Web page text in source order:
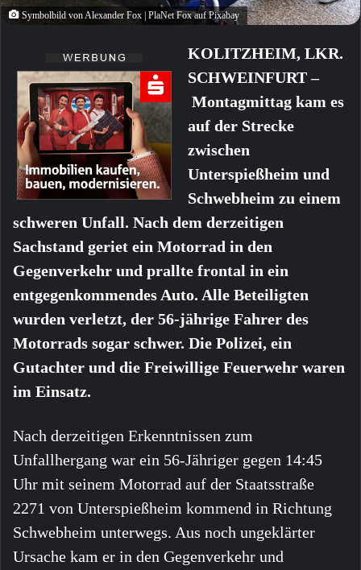
Symbolbild von Alexander Fox | PlaNet Fox auf Pixabay
KOLITZHEIM, LKR.
SCHWEINFURT –
Montagmittag kam es
auf der Strecke
zwischen
Unterspießheim und
Schwebheim zu einem
schweren Unfall. Nach dem derzeitigen
Sachstand geriet ein Motorrad in den
Gegenverkehr und prallte frontal in ein
entgegenkommendes Auto. Alle Beteiligten
wurden verletzt, der 56-jährige Fahrer des
Motorrads sogar schwer. Die Polizei, ein
Gutachter und die Freiwillige Feuerwehr waren
im Einsatz.
Nach derzeitigen Erkenntnissen zum
Unfallhergang war ein 56-Jähriger gegen 14:45
Uhr mit seinem Motorrad auf der Staatsstraße
2271 von Unterspießheim kommend in Richtung
Schwebheim unterwegs. Aus noch ungeklärter
Ursache kam er in den Gegenverkehr und